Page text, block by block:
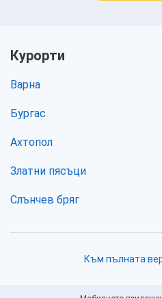
Курорти
Варна
Бургас
Ахтопол
Златни пясъци
Слънчев бряг
Към пълната